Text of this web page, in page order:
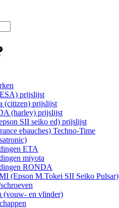
prijslijst
(citizen) prijslijst
(harley) prijslijst
SII seiko ed) prijslijst
ebauches) Techno-Time
ETA
miyota
RONDA
(Epson M.Tokei SII Seiko Pulsar)
(vouw- en vlinder)